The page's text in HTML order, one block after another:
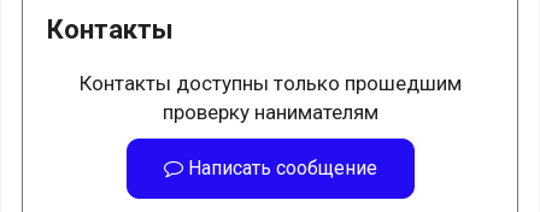
Контакты
Контакты доступны только прошедшим
проверку нанимателям
Написать сообщение